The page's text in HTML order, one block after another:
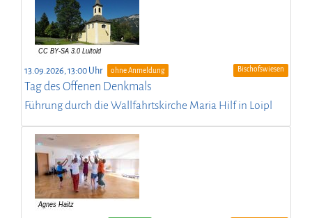
13.09.2026, 13:00 Uhr ohne Anmeldung Bischofswiesen
Tag des Offenen Denkmals
Führung durch die Wallfahrtskirche Maria Hilf in Loipl